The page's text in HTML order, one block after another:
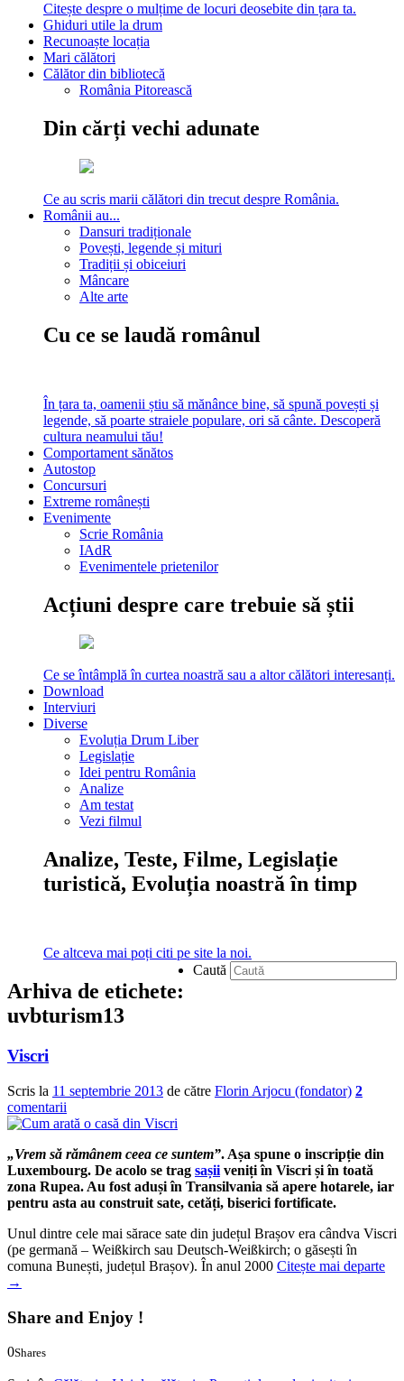
Citește despre o mulțime de locuri deosebite din țara ta.
Ghiduri utile la drum
Recunoaște locația
Mari călători
Călător din bibliotecă
România Pitorească
Din cărți vechi adunate
Ce au scris marii călători din trecut despre România.
Românii au...
Dansuri tradiționale
Povești, legende și mituri
Tradiții și obiceiuri
Mâncare
Alte arte
Cu ce se laudă românul
În țara ta, oamenii știu să mănânce bine, să spună povești și
legende, să poarte straiele populare, ori să cânte. Descoperă
cultura neamului tău!
Comportament sănătos
Autostop
Concursuri
Extreme românești
Evenimente
Scrie România
IAdR
Evenimentele prietenilor
Acțiuni despre care trebuie să știi
Ce se întâmplă în curtea noastră sau a altor călători interesanți.
Download
Interviuri
Diverse
Evoluția Drum Liber
Legislație
Idei pentru România
Analize
Am testat
Vezi filmul
Analize, Teste, Filme, Legislație
turistică, Evoluția noastră în timp
Ce altceva mai poți citi pe site la noi.
Caută
Arhiva de etichete:
uvbturism13
Viscri
Scris la 11 septembrie 2013 de către Florin Arjocu (fondator) 2
comentarii
„Vrem să rămânem ceea ce suntem”. Așa spune o inscripție din
Luxembourg. De acolo se trag sașiiveniți în Viscri și în toată
zona Rupea. Au fost aduși în Transilvania să apere hotarele, iar
pentru asta au construit sate, cetăți, biserici fortificate.
Unul dintre cele mai sărace sate din județul Brașov era cândva Viscri
(pe germană – Weißkirch sau Deutsch-Weißkirch; o găsești în
comuna Bunești, județul Brașov). În anul 2000 Citește mai departe
→
Share and Enjoy !
0Shares